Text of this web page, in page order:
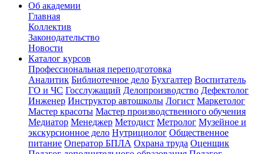
Об академии
Главная
Коллектив
Законодательство
Новости
Каталог курсов
Профессиональная переподготовка
Аналитик Библиотечное дело Бухгалтер Воспитатель
ГО и ЧС Госслужащий Делопроизводство Дефектолог
Инженер Инструктор автошколы Логист Маркетолог
Мастер красоты Мастер производственного обучения
Медиатор Менеджер Методист Метролог Музейное и
экскурсионное дело Нутрициолог Общественное
питание Оператор БПЛА Охрана труда Оценщик